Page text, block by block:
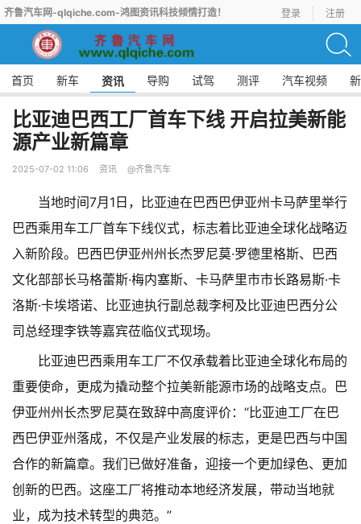
齐鲁汽车网-qlqiche.com-鸿图资讯科技倾情打造！ 登录 注册
首页 新车 资讯 导购 试驾 测评 汽车视频
比亚迪巴西工厂首车下线 开启拉美新能
源产业新篇章
2025-07-02 11:06 资讯 @齐鲁汽车
当地时间7月1日，比亚迪在巴西巴伊亚州卡马萨里举行
巴西乘用车工厂首车下线仪式，标志着比亚迪全球化战略迈
入新阶段。巴西巴伊亚州州长杰罗尼莫·罗德里格斯、巴西
文化部部长马格蕾斯·梅内塞斯、卡马萨里市市长路易斯·卡
洛斯·卡埃塔诺、比亚迪执行副总裁李柯及比亚迪巴西分公
司总经理李铁等嘉宾莅临仪式现场。
比亚迪巴西乘用车工厂不仅承载着比亚迪全球化布局的
重要使命，更成为撬动整个拉美新能源市场的战略支点。巴
伊亚州州长杰罗尼莫在致辞中高度评价：“比亚迪工厂在巴
西巴伊亚州落成，不仅是产业发展的标志，更是巴西与中国
合作的新篇章。我们已做好准备，迎接一个更加绿色、更加
创新的巴西。这座工厂将推动本地经济发展，带动当地就
业，成为技术转型的典范。”